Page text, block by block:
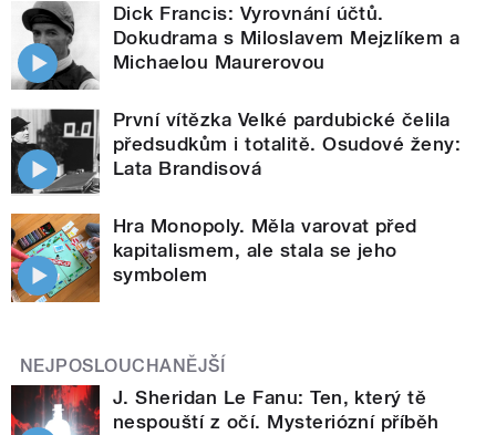
Dick Francis: Vyrovnání účtů.
Dokudrama s Miloslavem Mejzlíkem a
Michaelou Maurerovou
První vítězka Velké pardubické čelila
předsudkům i totalitě. Osudové ženy:
Lata Brandisová
Hra Monopoly. Měla varovat před
kapitalismem, ale stala se jeho
symbolem
NEJPOSLOUCHANĚJŠÍ
J. Sheridan Le Fanu: Ten, který tě
nespouští z očí. Mysteriózní příběh